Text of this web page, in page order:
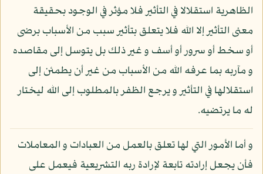
الظاهرية استقلالا في التأثير فلا مؤثر في الوجود بحقيقة
معنى التأثير إلا الله فلا يتعلق بتأثير سبب من الأسباب برضى
أو سخط أو سرور أو أسف و غير ذلك بل يتوسل إلى مقاصده
و مآربه بما عرفه الله من الأسباب من غير أن يطمئن إلى
استقلالها في التأثير و يرجع الظفر بالمطلوب إلى الله ليختار
له ما يرتضيه.
و أما الأمور التي لها تعلق بالعمل من العبادات و المعاملات
فأن يجعل إرادته تابعة لإرادة ربه التشريعية فيعمل على